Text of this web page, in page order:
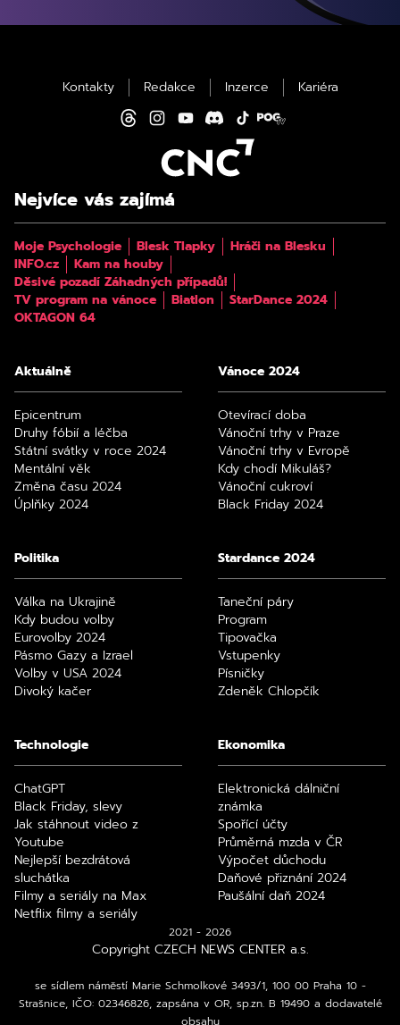
Nejvíce vás zajímá
Moje Psychologie Blesk Tlapky
Hráči na Blesku
INFO.cz
Kam na houby
Děsivé pozadí Záhadných případů!
TV program na vánoce
Biatlon
StarDance 2024
OKTAGON 64
Aktuálně
Epicentrum
Druhy fóbií a léčba
Státní svátky v roce 2024
Mentální věk
Změna času 2024
Úplňky 2024
Vánoce 2024
Otevírací doba
Vánoční trhy v Praze
Vánoční trhy v Evropě
Kdy chodí Mikuláš?
Vánoční cukroví
Black Friday 2024
Politika
Válka na Ukrajině
Kdy budou volby
Eurovolby 2024
Pásmo Gazy a Izrael
Volby v USA 2024
Divoký kačer
Stardance 2024
Taneční páry
Program
Tipovačka
Vstupenky
Písničky
Zdeněk Chlopčík
Technologie
ChatGPT
Black Friday, slevy
Jak stáhnout video z
Youtube
Nejlepší bezdrátová
sluchátka
Filmy a seriály na Max
Netflix filmy a seriály
Ekonomika
Elektronická dálniční
známka
Spořící účty
Průměrná mzda v ČR
Výpočet důchodu
Daňové přiznání 2024
Paušální daň 2024
Kontakty Redakce Inzerce Kariéra
2021 - 2026
Copyright CZECH NEWS CENTER a.s.
se sídlem náměstí Marie Schmolkové 3493/1, 100 00 Praha 10 -
Strašnice, IČO: 02346826, zapsána v OR, sp.zn. B 19490 a dodavatelé
obsahu